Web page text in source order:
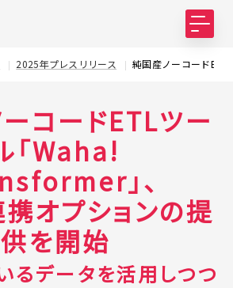
2025年プレスリリース 純国産ノーコードETL
コードETLツー
「Waha!
」、
オプションの提
供を開始
るデータを活用しつつ